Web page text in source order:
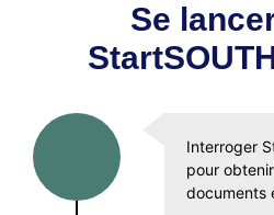
Se
Interroger
pour
documents